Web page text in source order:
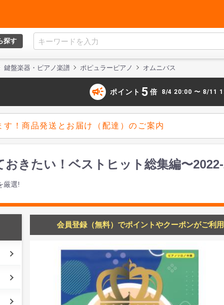
探す
鍵盤楽器・ピアノ楽譜 ポピュラーピアノ オムニバス
campaign ポイント 5 倍 8/4 20:00 〜 8/11
す！商品発送とお届け（配達）のご案内
おきたい！ベストヒット総集編〜
厳選!
会員登録（無料）でポイントやクーポンがご利